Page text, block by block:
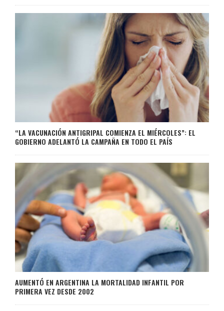
“LA VACUNACIÓN ANTIGRIPAL COMIENZA EL MIÉRCOLES”: EL
GOBIERNO ADELANTÓ LA CAMPAÑA EN TODO EL PAÍS
AUMENTÓ EN ARGENTINA LA MORTALIDAD INFANTIL POR
PRIMERA VEZ DESDE 2002